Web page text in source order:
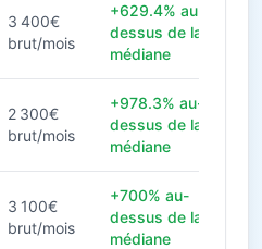
3 400€
brut/mois
+629.4% au-
dessus de la
médiane
2 300€
brut/mois
+978.3% au-
dessus de la
médiane
3 100€
brut/mois
+700% au-
dessus de la
médiane